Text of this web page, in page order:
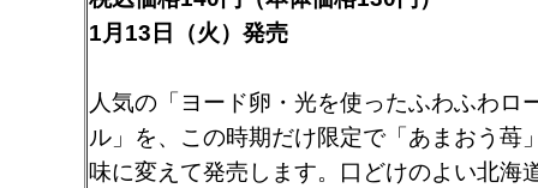
1月13日（火）発売
人気の「ヨード卵・光を使ったふわふわロ
ル」を、この時期だけ限定で「あまおう苺
味に変えて発売します。口どけのよい北海